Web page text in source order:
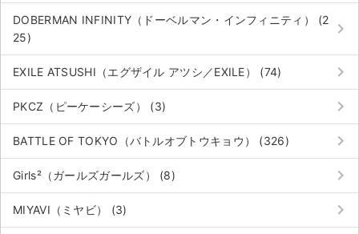
DOBERMAN INFINITY（ドーベルマン・インフィニティ） (2
25)
keyboard_arrow_right
EXILE ATSUSHI（エグザイル アツシ／EXILE） (74) keyboard_arrow_right
PKCZ（ピーケーシーズ） (3) keyboard_arrow_right
BATTLE OF TOKYO（バトルオブトウキョウ） (326) keyboard_arrow_right
Girls²（ガールズガールズ） (8) keyboard_arrow_right
MIYAVI（ミヤビ） (3) keyboard_arrow_right